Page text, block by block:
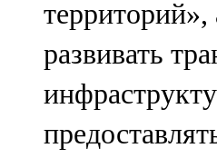
территорий»,
развивать